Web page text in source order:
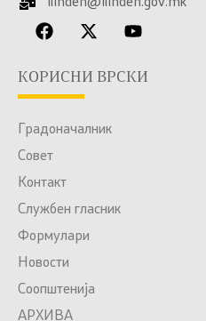
КОРИСНИ ВРСКИ
Градоначалник
Совет
Контакт
Службен гласник
Формулари
Новости
Соопштенија
АРХИВА